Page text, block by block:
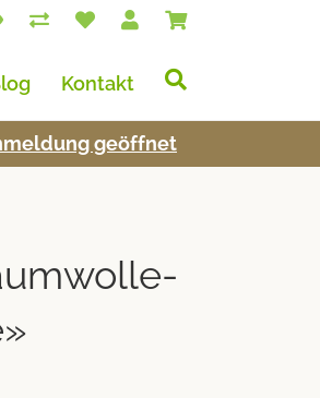
Kontakt
geöffnet